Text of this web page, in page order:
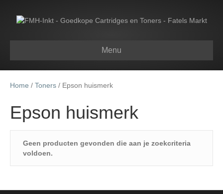
Menu
Home / Toners / Epson huismerk
Epson huismerk
Geen producten gevonden die aan je zoekcriteria
voldoen.